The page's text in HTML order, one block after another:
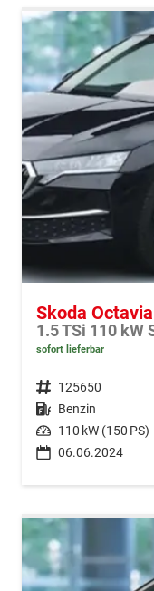
Skoda Octavia
1.5 TSi 110 kW
sofort lieferbar
Fahrzeugnr. 125650
Kraftstoff Benzin
Leistung 110 kW (150 PS)
06.06.2024